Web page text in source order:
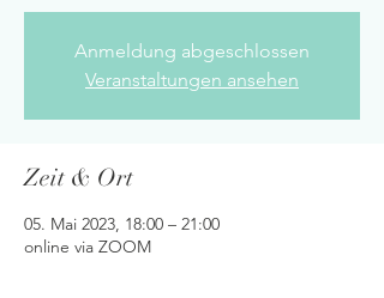
Anmeldung abgeschlossen
Veranstaltungen ansehen
Zeit & Ort
05. Mai 2023, 18:00 – 21:00
online via ZOOM